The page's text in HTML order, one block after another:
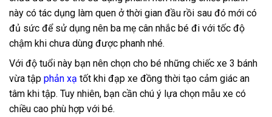
này có tác dụng làm quen ở thời gian đầu rồi sau đó mới có
đủ sức để sử dụng nên ba mẹ cân nhắc bé đi với tốc độ
chậm khi chưa dùng được phanh nhé.
Với độ tuổi này bạn nên chọn cho bé những chiếc xe 3 bánh
vừa tập phản xạ tốt khi đạp xe đồng thời tạo cảm giác an
tâm khi tập. Tuy nhiên, bạn cần chú ý lựa chọn mẫu xe có
chiều cao phù hợp với bé.